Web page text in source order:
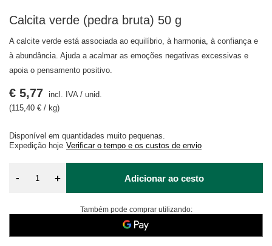
Calcita verde (pedra bruta) 50 g
A calcite verde está associada ao equilíbrio, à harmonia, à confiança e
à abundância. Ajuda a acalmar as emoções negativas excessivas e
apoia o pensamento positivo.
Disponível em quantidades muito pequenas
Expedição hoje Verificar o tempo e os custos de envio
€ 5,77 incl. IVA/ unid.
(115,40 € / kg)
- + Adicionar ao cesto
Também pode comprar utilizando: